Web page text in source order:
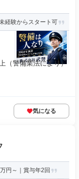
経験からスタート可
（警備業法により）
気になる
円～｜賞与年2回